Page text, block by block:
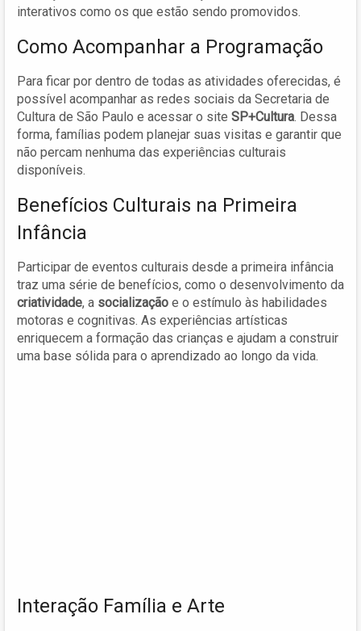
interativos como os que estão sendo promovidos.
Como Acompanhar a Programação
Para ficar por dentro de todas as atividades oferecidas, é
possível acompanhar as redes sociais da Secretaria de
Cultura de São Paulo e acessar o site SP+Cultura. Dessa
forma, famílias podem planejar suas visitas e garantir que
não percam nenhuma das experiências culturais
disponíveis.
Benefícios Culturais na Primeira
Infância
Participar de eventos culturais desde a primeira infância
traz uma série de benefícios, como o desenvolvimento da
criatividade, a socialização e o estímulo às habilidades
motoras e cognitivas. As experiências artísticas
enriquecem a formação das crianças e ajudam a construir
uma base sólida para o aprendizado ao longo da vida.
Interação Família e Arte